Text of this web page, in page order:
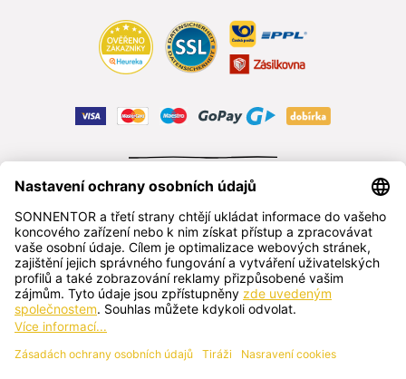
čeština
SONNENTOR s.r.o.
Příhon 943, 696 15 Čejkovice, Česká republika
+420 518 362 687 sonnentor@sonnentor.cz